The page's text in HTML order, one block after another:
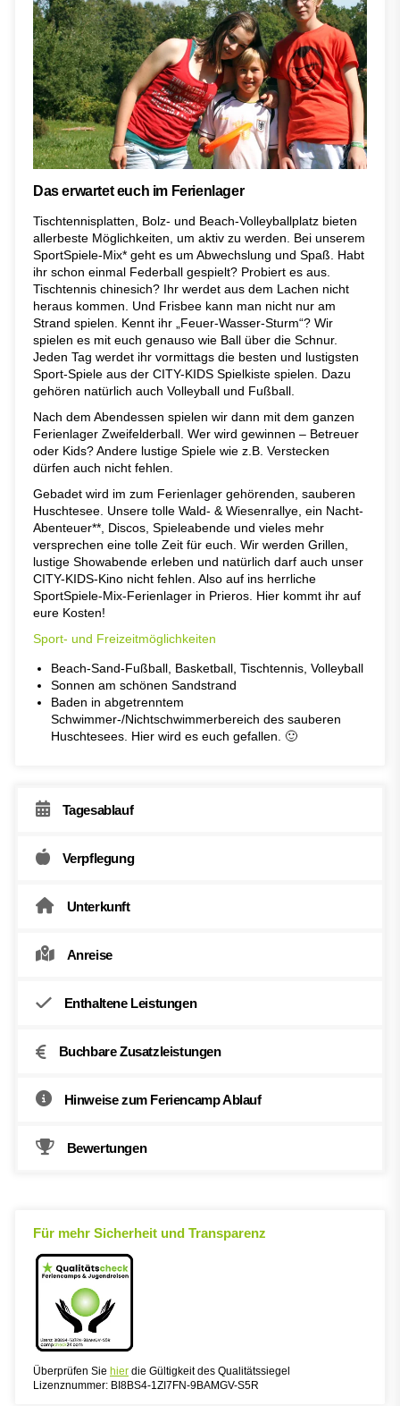
Das erwartet euch im Ferienlager
Tischtennisplatten, Bolz- und Beach-Volleyballplatz bieten
allerbeste Möglichkeiten, um aktiv zu werden. Bei unserem
SportSpiele-Mix* geht es um Abwechslung und Spaß. Habt
ihr schon einmal Federball gespielt? Probiert es aus.
Tischtennis chinesich? Ihr werdet aus dem Lachen nicht
heraus kommen. Und Frisbee kann man nicht nur am
Strand spielen. Kennt ihr „Feuer-Wasser-Sturm“? Wir
spielen es mit euch genauso wie Ball über die Schnur.
Jeden Tag werdet ihr vormittags die besten und lustigsten
Sport-Spiele aus der CITY-KIDS Spielkiste spielen. Dazu
gehören natürlich auch Volleyball und Fußball.
Nach dem Abendessen spielen wir dann mit dem ganzen
Ferienlager Zweifelderball. Wer wird gewinnen – Betreuer
oder Kids? Andere lustige Spiele wie z.B. Verstecken
dürfen auch nicht fehlen.
Gebadet wird im zum Ferienlager gehörenden, sauberen
Huschtesee. Unsere tolle Wald- & Wiesenrallye, ein Nacht-
Abenteuer**, Discos, Spieleabende und vieles mehr
versprechen eine tolle Zeit für euch. Wir werden Grillen,
lustige Showabende erleben und natürlich darf auch unser
CITY-KIDS-Kino nicht fehlen. Also auf ins herrliche
SportSpiele-Mix-Ferienlager in Prieros. Hier kommt ihr auf
eure Kosten!
Sport- und Freizeitmöglichkeiten
Beach-Sand-Fußball, Basketball, Tischtennis, Volleyball
Sonnen am schönen Sandstrand
Baden in abgetrenntem
Schwimmer-/Nichtschwimmerbereich des sauberen
Huschtesees. Hier wird es euch gefallen. 🙂
Tagesablauf
Verpflegung
Unterkunft
Anreise
Enthaltene Leistungen
Buchbare Zusatzleistungen
Hinweise zum Feriencamp Ablauf
Bewertungen
Für mehr Sicherheit und Transparenz
Überprüfen Sie hier die Gültigkeit des Qualitätssiegel
Lizenznummer: BI8BS4-1ZI7FN-9BAMGV-S5R